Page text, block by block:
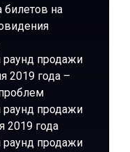
на
продажи
2019 года –
продажи
2019 года
продажи